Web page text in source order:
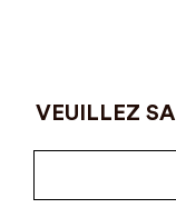
VEUILLEZ